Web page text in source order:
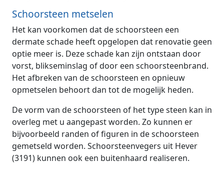
Schoorsteen metselen
Het kan voorkomen dat de schoorsteen een
dermate schade heeft opgelopen dat renovatie geen
optie meer is. Deze schade kan zijn ontstaan door
vorst, blikseminslag of door een schoorsteenbrand.
Het afbreken van de schoorsteen en opnieuw
opmetselen behoort dan tot de mogelijk heden.
De vorm van de schoorsteen of het type steen kan in
overleg met u aangepast worden. Zo kunnen er
bijvoorbeeld randen of figuren in de schoorsteen
gemetseld worden. Schoorsteenvegers uit Hever
(3191) kunnen ook een buitenhaard realiseren.